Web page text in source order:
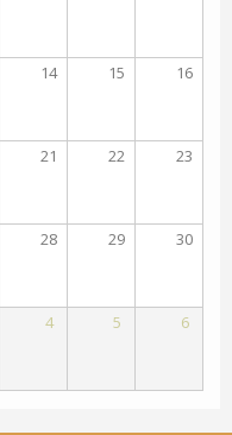
14 15 16
21 22 23
28 29 30
4 5 6